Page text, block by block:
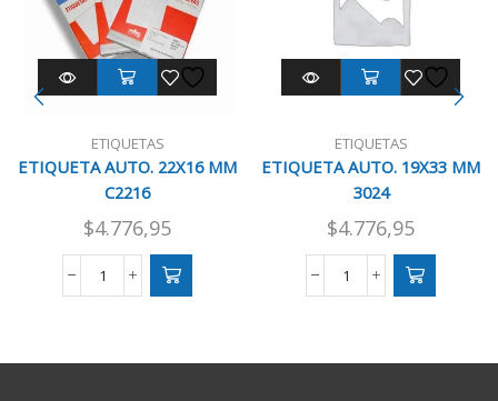
ETIQUETAS
ETIQUETA AUTO. 22X16 MM
C2216
$4.776,95
ETIQUETA
C2216
ETIQUETAS
ETIQUETA AUTO. 19X33 MM
3024
$4.776,95
ETIQUETA
3024